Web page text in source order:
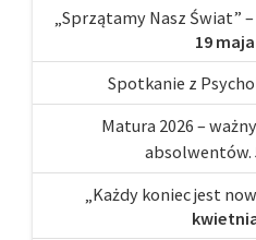
„Sprzątamy Nasz Świat”
19
Spotkanie z
Matura 2026 –
absolwentów.
„Każdy koniec jest